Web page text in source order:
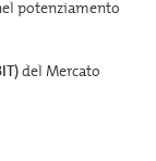
potenziamento
del Mercato